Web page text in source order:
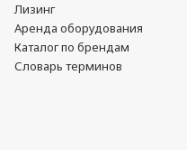
Лизинг
Аренда оборудования
Каталог по брендам
Словарь терминов